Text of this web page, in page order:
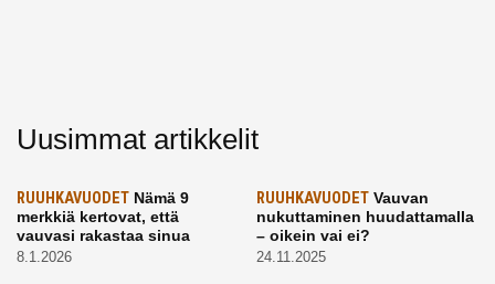
Uusimmat artikkelit
RUUHKAVUODET Nämä 9
merkkiä kertovat, että
vauvasi rakastaa sinua
8.1.2026
RUUHKAVUODETVauvan
nukuttaminen huudattamalla
– oikein vai ei?
24.11.2025